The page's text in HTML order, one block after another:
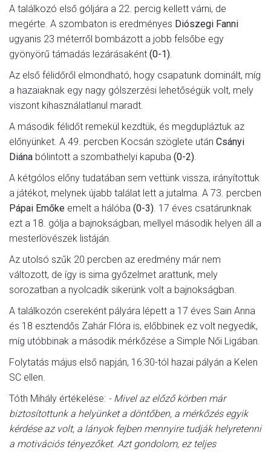
A találkozó első góljára a 22. percig kellett várni, de
megérte. A szombaton is eredményes Diószegi Fanni
ugyanis 23 méterről bombázott a jobb felsőbe egy
gyönyörű támadás lezárásaként (0-1).
Az első félidőről elmondható, hogy csapatunk dominált, míg
a hazaiaknak egy nagy gólszerzési lehetőségük volt, mely
viszont kihasználatlanul maradt.
A második félidőt remekül kezdtük, és megdupláztuk az
előnyünket. A 49. percben Kocsán szöglete után Csányi
Diána bólintott a szombathelyi kapuba (0-2).
A kétgólos előny tudatában sem vettünk vissza, irányítottuk
a játékot, melynek újabb találat lett a jutalma. A 73. percben
Pápai Emőke emelt a hálóba (0-3). 17 éves csatárunknak
ezt a 18. gólja a bajnokságban, mellyel második helyen áll a
mesterlövészek listáján.
Az utolsó szűk 20 percben az eredmény már nem
változott, de így is sima győzelmet arattunk, mely
sorozatban a nyolcadik sikerünk volt a bajnokságban.
A találkozón csereként pályára lépett a 17 éves Sain Anna
és 18 esztendős Zahár Flóra is, előbbinek ez volt negyedik,
míg utóbbinak a második mérkőzése a Simple Női Ligában.
Folytatás május első napján, 16:30-tól hazai pályán a Kelen
SC ellen.
Tóth Mihály értékelése: - Mivel az előző körben már
biztosítottunk a helyünket a döntőben, a mérkőzés egyik
kérdése az volt, a lányok fejben mennyire tudják helyretenni
a motivációs tényezőket. Azt gondolom, ez teljes